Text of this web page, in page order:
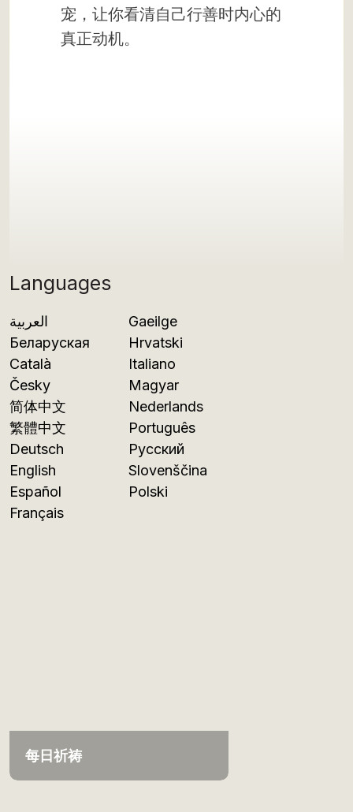
Languages
العربية
Беларуская
Català
Česky
简体中文
繁體中文
Deutsch
English
Español
Français
Gaeilge
Hrvatski
Italiano
Magyar
Nederlands
Português
Русский
Slovenščina
Polski
每日祈祷
宠，让你看清自己行善时内心的
真正动机。